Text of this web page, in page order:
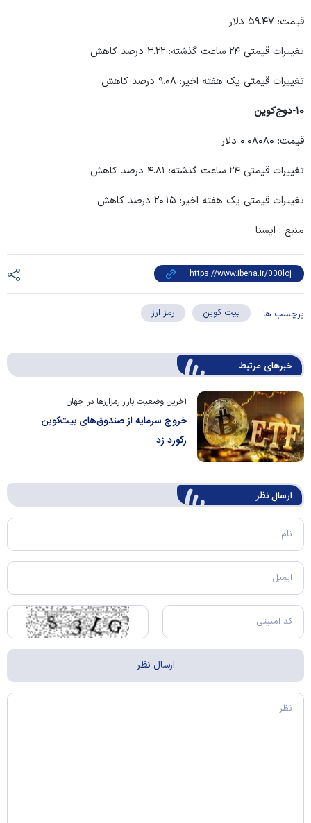
قیمت: ۵۹.۴۷ دلار
تغییرات قیمتی ۲۴ ساعت گذشته: ۳.۲۲ درصد کاهش
تغییرات قیمتی یک هفته اخیر: ۹.۰۸ درصد کاهش
۱۰-دوج‌کوین
قیمت: ۰.۰۸۰۸۰ دلار
تغییرات قیمتی ۲۴ ساعت گذشته: ۴.۸۱ درصد کاهش
تغییرات قیمتی یک هفته اخیر: ۲۰.۱۵ درصد کاهش
منبع : ایسنا
برچسب ها: بیت کوین رمز ارز
خبرهای مرتبط
آخرین وضعیت بازار رمزارز‌ها در جهان
خروج سرمایه از صندوق‌های بیت‌کوین
رکورد زد
ارسال‌ نظر